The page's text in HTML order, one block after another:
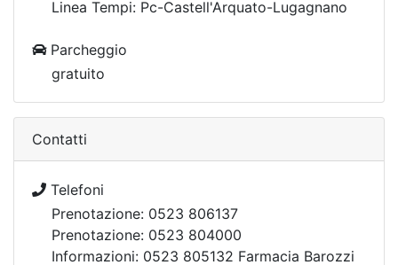
Linea Tempi: Pc-Castell'Arquato-Lugagnano
Parcheggio
gratuito
Contatti
Telefoni
Prenotazione: 0523 806137
Prenotazione: 0523 804000
Informazioni: 0523 805132 Farmacia Barozzi